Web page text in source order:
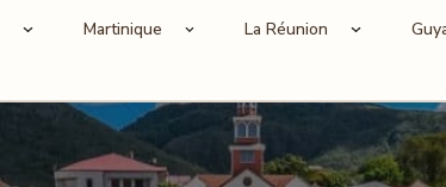
Martinique La Réunion